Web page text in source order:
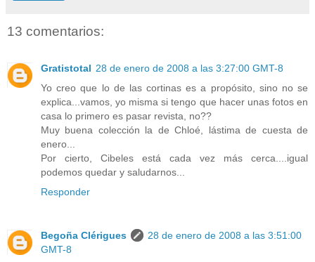
13 comentarios:
Gratistotal 28 de enero de 2008 a las 3:27:00 GMT-8
Yo creo que lo de las cortinas es a propósito, sino no se
explica...vamos, yo misma si tengo que hacer unas fotos en
casa lo primero es pasar revista, no??
Muy buena colección la de Chloé, lástima de cuesta de
enero...
Por cierto, Cibeles está cada vez más cerca....igual
podemos quedar y saludarnos...
Responder
Begoña Clérigues
28 de enero de 2008 a las 3:51:00
GMT-8